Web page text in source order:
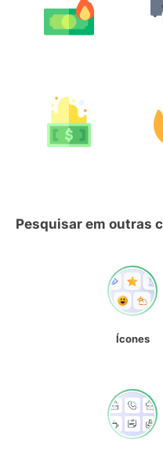
Pesquisar em outras
Ícones